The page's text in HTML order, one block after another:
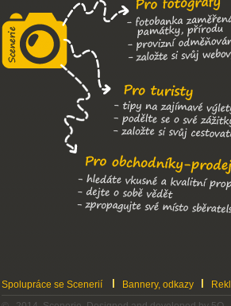
Spolupráce se Scenerií Bannery, odkazy